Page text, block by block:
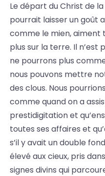
Le départ du Christ de
pourrait laisser un goût
comme le mien, aiment
plus sur la terre. Il n’est
ne pourrons plus
nous pouvons mettre
des clous. Nous
comme quand on a
prestidigitation et
toutes ses affaires et
s’il y avait un double
élevé aux cieux, pris
signes divins qui